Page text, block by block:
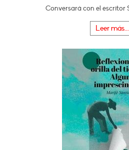
Conversará con el escritor
Leer más...